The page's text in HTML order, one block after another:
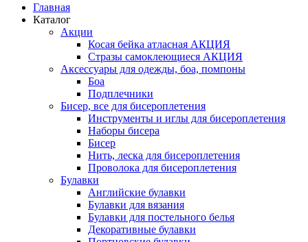
Главная
Каталог
Акции
Косая бейка атласная АКЦИЯ
Стразы самоклеющиеся АКЦИЯ
Аксессуары для одежды, боа, помпоны
Боа
Подплечники
Бисер, все для бисероплетения
Инструменты и иглы для бисероплетения
Наборы бисера
Бисер
Нить, леска для бисероплетения
Проволока для бисероплетения
Булавки
Английские булавки
Булавки для вязания
Булавки для постельного белья
Декоративные булавки